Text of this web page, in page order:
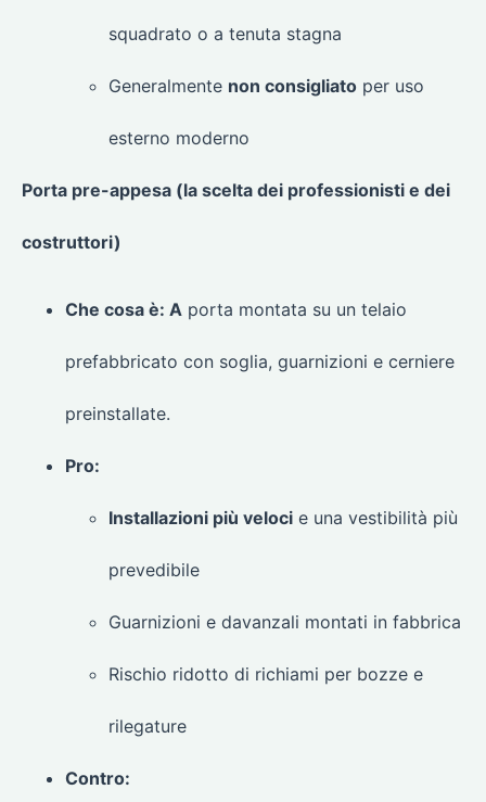
squadrato o a tenuta stagna
Generalmente non consigliato per uso
esterno moderno
Porta pre-appesa (la scelta dei professionisti e dei
costruttori)
Che cosa è: A porta montata su un telaio
prefabbricato con soglia, guarnizioni e cerniere
preinstallate.
Pro:
Installazioni più veloci e una vestibilità più
prevedibile
Guarnizioni e davanzali montati in fabbrica
Rischio ridotto di richiami per bozze e
rilegature
Contro: